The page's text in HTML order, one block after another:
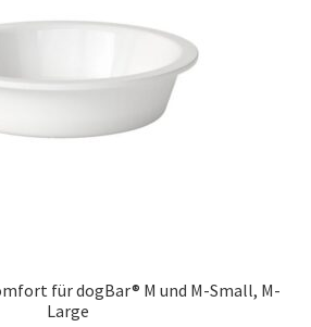
für dogBar® M und M-Small, M-
Large